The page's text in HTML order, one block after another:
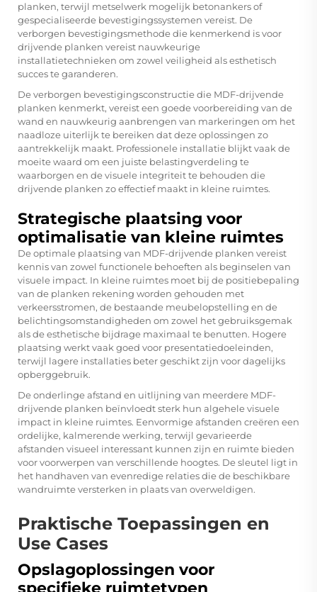
planken, terwijl metselwerk mogelijk betonankers of
gespecialiseerde bevestigingssystemen vereist. De
verborgen bevestigingsmethode die kenmerkend is voor
drijvende planken vereist nauwkeurige
installatietechnieken om zowel veiligheid als esthetisch
succes te garanderen.
De verborgen bevestigingsconstructie die MDF-drijvende
planken kenmerkt, vereist een goede voorbereiding van de
wand en nauwkeurig aanbrengen van markeringen om het
naadloze uiterlijk te bereiken dat deze oplossingen zo
aantrekkelijk maakt. Professionele installatie blijkt vaak de
moeite waard om een juiste belastingverdeling te
waarborgen en de visuele integriteit te behouden die
drijvende planken zo effectief maakt in kleine ruimtes.
Strategische plaatsing voor
optimalisatie van kleine ruimtes
De optimale plaatsing van MDF-drijvende planken vereist
kennis van zowel functionele behoeften als beginselen van
visuele impact. In kleine ruimtes moet bij de positiebepaling
van de planken rekening worden gehouden met
verkeersstromen, de bestaande meubelopstelling en de
belichtingsomstandigheden om zowel het gebruiksgemak
als de esthetische bijdrage maximaal te benutten. Hogere
plaatsing werkt vaak goed voor presentatiedoeleinden,
terwijl lagere installaties beter geschikt zijn voor dagelijks
opberggebruik.
De onderlinge afstand en uitlijning van meerdere MDF-
drijvende planken beïnvloedt sterk hun algehele visuele
impact in kleine ruimtes. Eenvormige afstanden creëren een
ordelijke, kalmerende werking, terwijl gevarieerde
afstanden visueel interessant kunnen zijn en ruimte bieden
voor voorwerpen van verschillende hoogtes. De sleutel ligt in
het handhaven van evenredige relaties die de beschikbare
wandruimte versterken in plaats van overweldigen.
Praktische Toepassingen en
Use Cases
Opslagoplossingen voor